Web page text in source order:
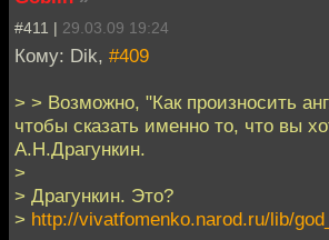
#411 | 29.03.09 19:24
Кому: Dik, #409
> > Возможно, "Как произносить
чтобы сказать именно то, что вы
А.Н.Драгункин.
>
> Драгункин. Это?
> http://vivatfomenko.narod.ru/lib/